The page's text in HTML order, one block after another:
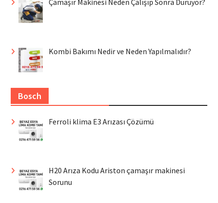
Çamaşır Makinesi Neden Çalışıp Sonra Duruyor?
Kombi Bakımı Nedir ve Neden Yapılmalıdır?
Bosch
Ferroli klima E3 Arızası Çözümü
H20 Arıza Kodu Ariston çamaşır makinesi
Sorunu